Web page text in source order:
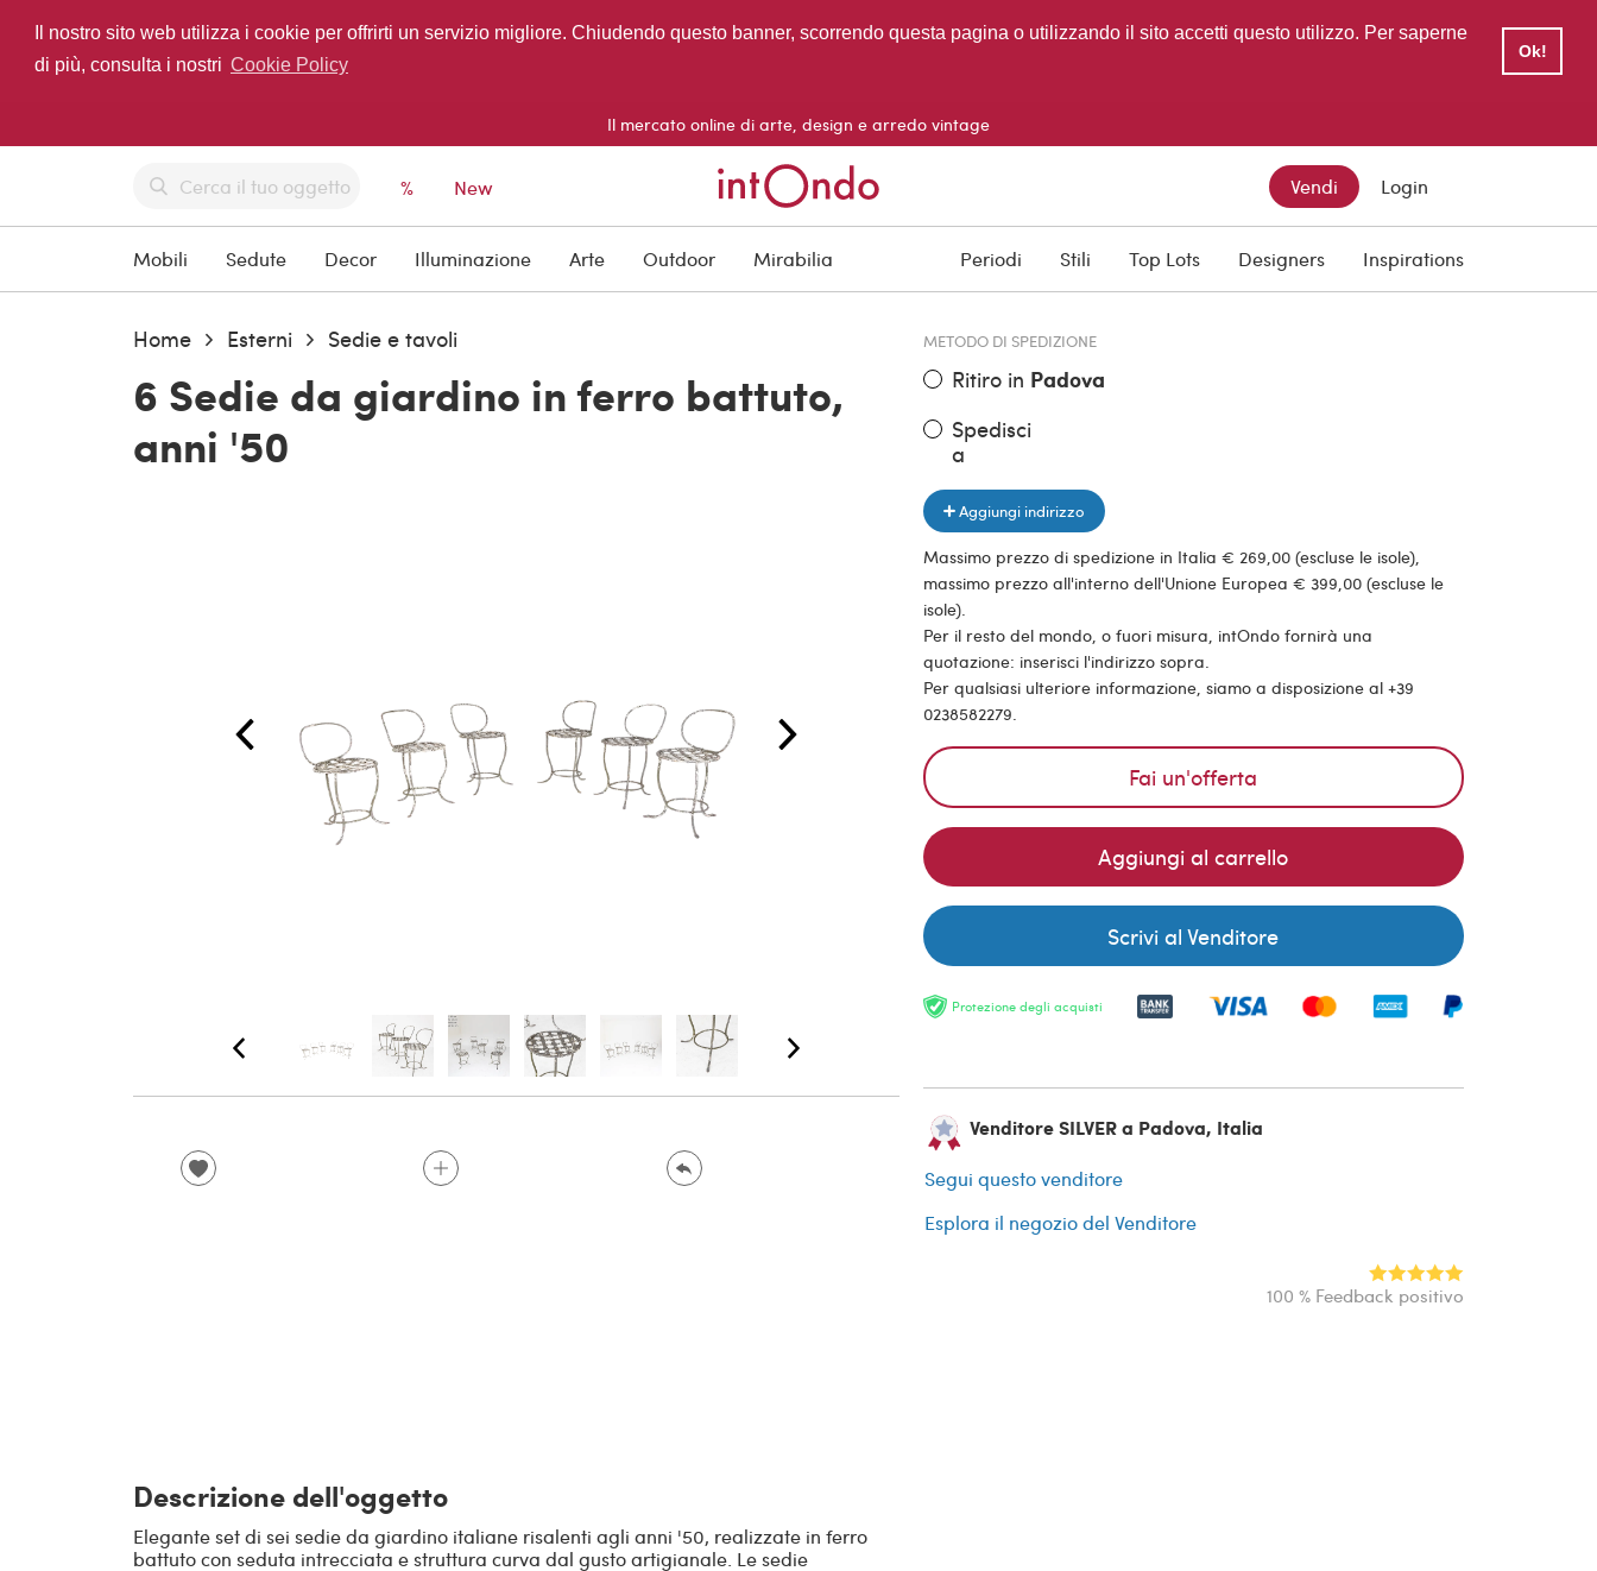
Il nostro sito web utilizza i cookie per offrirti un servizio migliore. Chiudendo questo banner, scorrendo questa pagina o utilizzando il sito accetti questo utilizzo. Per saperne
di più, consulta i nostri Cookie Policy
Ok!
Il mercato online di arte, design e arredo vintage
% New Vendi Login
Mobili Sedute Decor Illuminazione Arte Outdoor Mirabilia Periodi Stili Top Lots Designers Inspirations
Home Esterni Sedie e tavoli
6 Sedie da giardino in ferro battuto,
anni '50
PREZZO DELL'OGGETTO
€ 1.220,00
METODO DI SPEDIZIONE
Ritiro in Padova
Spedisci
a
Aggiungi indirizzo
Massimo prezzo di spedizione in Italia € 269,00 (escluse le isole),
massimo prezzo all'interno dell'Unione Europea € 399,00 (escluse le
isole).
Per il resto del mondo, o fuori misura, intOndo fornirà una
quotazione: inserisci l'indirizzo sopra.
Per qualsiasi ulteriore informazione, siamo a disposizione al +39
0238582279.
Fai un'offerta
Aggiungi al carrello
Scrivi al Venditore
Protezione degli acquisti
Venditore SILVER a Padova, Italia
Segui questo venditore
Esplora il negozio del Venditore
100 % Feedback positivo
Descrizione dell'oggetto
Elegante set di sei sedie da giardino italiane risalenti agli anni '50, realizzate in ferro
battuto con seduta intrecciata e struttura curva dal gusto artigianale. Le sedie